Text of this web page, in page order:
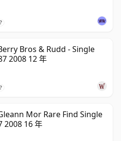
Bros & Rudd - Single
2008 12 年
Mor Rare Find Single
2008 16 年